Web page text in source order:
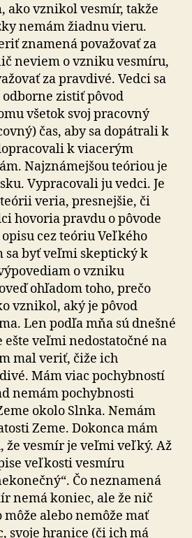
ako vznikol vesmír, takže
nemám žiadnu vieru.
znamená považovať za
neviem o vzniku vesmíru,
za pravdivé. Vedci sa
zistiť pôvod
všetok svoj pracovný
čas, aby sa dopátrali k
k viacerým
Najznámejšou teóriou je
Vypracovali ju vedci. Je
veria, presnejšie, či
hovoria pravdu o pôvode
cez teóriu Veľkého
sa byť veľmi skeptický k
o vzniku
ohľadom toho, prečo
vznikol, aký je pôvod
Len podľa mňa sú dnešné
ešte veľmi nedostatočné na
mal veriť, čiže ich
Mám viac pochybností
nemám pochybnosti
okolo Slnka. Nemám
Zeme. Dokonca mám
vesmír je veľmi veľký. Až
veľkosti vesmíru
Čo neznamená
nemá koniec, ale že nič
alebo nemôže mať
svoje hranice (či ich má